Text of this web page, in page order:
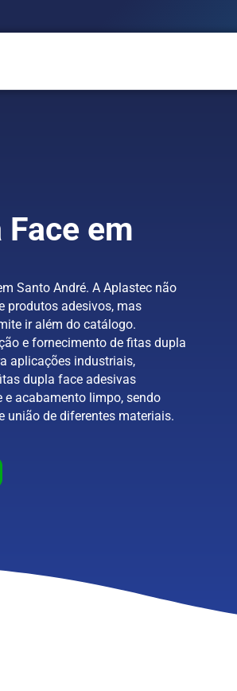
em
Santo André. A Aplastec não
produtos adesivos, mas
ir além do catálogo.
e fornecimento de fitas dupla
aplicações industriais,
dupla face adesivas
acabamento limpo, sendo
união de diferentes materiais.